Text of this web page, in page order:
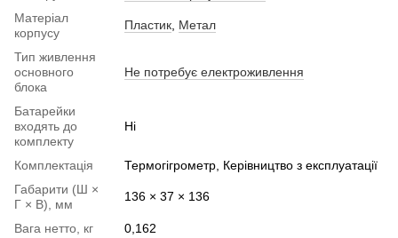
Матеріал
корпусу
Пластик Метал
Тип живлення
основного
блока
Не потребує електроживлення
Батарейки
входять до
комплекту
Ні
Комплектація
Термогігрометр, Керівництво з експлуатації
Габарити (Ш ×
Г × В), мм
136 × 37 × 136
Вага нетто, кг
0,162